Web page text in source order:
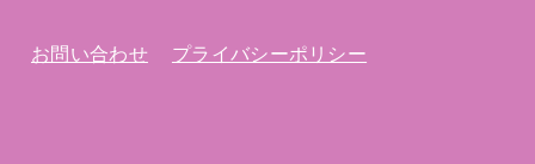
お問い合わせ プライバシーポリシー